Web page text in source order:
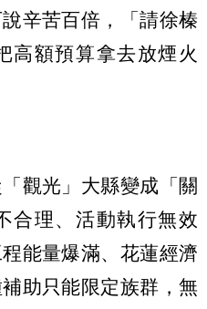
辛苦百倍，「請徐榛
高額預算拿去放煙火
觀光」大縣變成「關
合理、活動執行無效
能量爆滿、花蓮經濟
助只能限定族群，無